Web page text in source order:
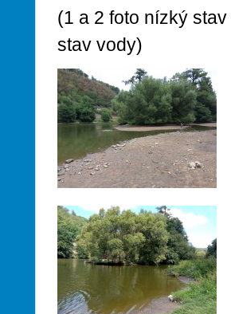
(1 a 2 foto nízký
stav vody)